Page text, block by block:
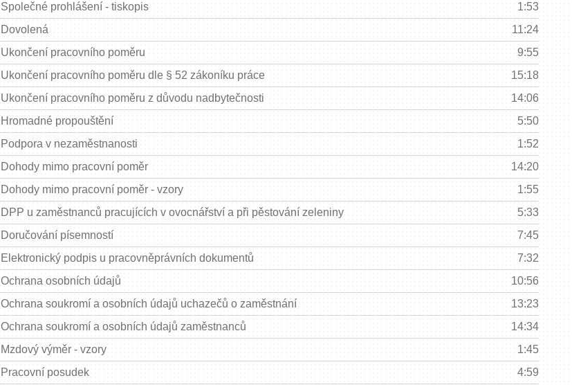
Společné prohlášení - tiskopis
1:53
Dovolená
11:24
Ukončení pracovního poměru
9:55
Ukončení pracovního poměru dle § 52 zákoníku práce
15:18
Ukončení pracovního poměru z důvodu nadbytečnosti
14:06
Hromadné propouštění
5:50
Podpora v nezaměstnanosti
1:52
Dohody mimo pracovní poměr
14:20
Dohody mimo pracovní poměr - vzory
1:55
DPP u zaměstnanců pracujících v ovocnářství a při pěstování zeleniny
5:33
Doručování písemností
7:45
Elektronický podpis u pracovněprávních dokumentů
7:32
Ochrana osobních údajů
10:56
Ochrana soukromí a osobních údajů uchazečů o zaměstnání
13:23
Ochrana soukromí a osobních údajů zaměstnanců
14:34
Mzdový výměr - vzory
1:45
Pracovní posudek
4:59